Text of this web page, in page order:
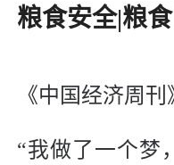
粮食安全|粮
《中国经济周
“我做了一个梦